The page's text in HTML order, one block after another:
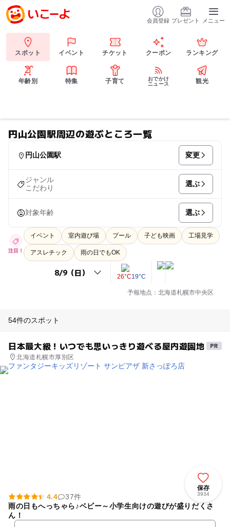
会員登録 プレゼント メニュー
スポット イベント チケット クーポン ランキング
年齢別 特集 子育て
おでかけ
ニュース
観光
円山公園駅周辺の遊ぶところ一覧
円山公園駅 変更
ジャンル
こだわり
選ぶ
対象年齢 選ぶ
注目！
イベント 室内遊び場 プール 子ども映画 工場見学
アスレチック 雨の日でもOK
26°C19°C
予報地点：北海道札幌市中央区
54件のスポット
日本最大級！いつでも思いっきり遊べる屋内遊園地
北海道札幌市厚別区
保存
3934
4.4
37件
雨の日もへっちゃら♪ベビー～小学生向けの遊びが盛りだくさ
ん！